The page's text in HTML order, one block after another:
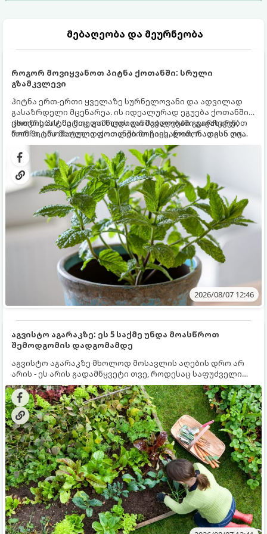
მებაღეობა და მეურნეობა
როგორ მოვიყვანოთ პიტნა ქოთანში: სრული
გზამკვლევი
პიტნა ერთ-ერთი ყველაზე სურნელოვანი და ადვილად
გასაზრდელი მცენარეა. ის იდეალურად ეგუება ქოთანში
ცხოვრებას, მეტიც, გამოცდილი მებაღეები გვირჩევენ,
რომ პიტნა მხოლოდ ქოთანში მოვიყვანოთ, რადგან ღია
გრუნტში (ბაღში) დარგვისას ის ფესვებით ძალიან
სწრაფად ვრცელდება და სხვა მცენარეებს ავიწროებს.
ქოთნის პიტნა მთელი წლის განმავლობაში გაგახარებთ
ნორჩი, არომატული ფოთლებით ჩაის, ლიმონათისა თუ
კერძებისთვის.
2026/08/07 12:46
აგვისტო აგარაკზე: ეს 5 საქმე უნდა მოასწროთ
შემოდგომის დადგომამდე
აგვისტო აგარაკზე მხოლოდ მოსავლის აღების დრო არ
არის - ეს არის გადამწყვეტი თვე, როდესაც საფუძველი
ეყრება მომავალი წლის მოსავალს და ბაღი მზადდება
შემოდგომა-ზამთრის სეზონისთვის. იმისათვის, რომ
ნიადაგმა ენერგია აღიდგინოს, ხოლო მცენარეებმა
ზამთარს გაუძლონ, აგვისტოს ბოლომდე 5
მნიშვნელოვანი საქმის გაკეთება უნდა მოასწროთ: